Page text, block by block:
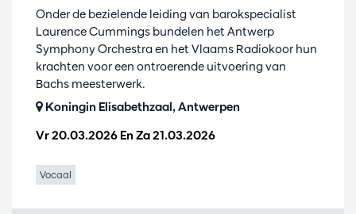
Vr 20.03.2026 EnZa 21.03.2026
Onder de bezielende leiding van barokspecialist
Laurence Cummings bundelen het Antwerp
Symphony Orchestra en het Vlaams Radiokoor hun
krachten voor een ontroerende uitvoering van
Bachs meesterwerk.
Koningin Elisabethzaal, Antwerpen
Vocaal